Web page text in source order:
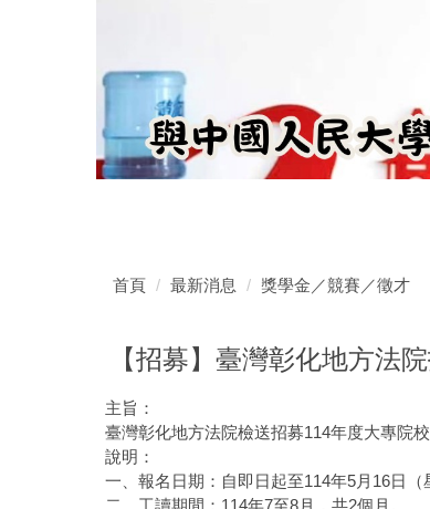
首頁 最新消息 獎學金／競賽／徵才
【招募】臺灣彰化地方法
主旨：
臺灣彰化地方法院檢送招募114年度大專院
說明：
一、報名日期：自即日起至114年5月16日（
二、工讀期間：114年7至8月，共2個月。